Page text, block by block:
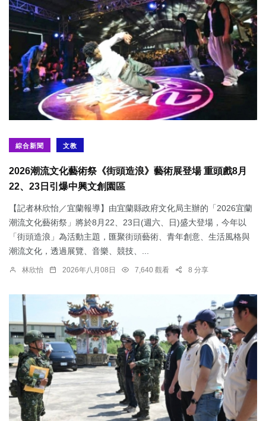
綜合新聞 文教
2026潮流文化藝術祭《街頭造浪》藝術展登場 重頭戲8月
22、23日引爆中興文創園區
【記者林欣怡／宜蘭報導】由宜蘭縣政府文化局主辦的「2026宜蘭
潮流文化藝術祭」將於8月22、23日(週六、日)盛大登場，今年以
「街頭造浪」為活動主題，匯聚街頭藝術、青年創意、生活風格與
潮流文化，透過展覽、音樂、競技、...
林欣怡 2026年八月08日 7,640 觀看 8 分享